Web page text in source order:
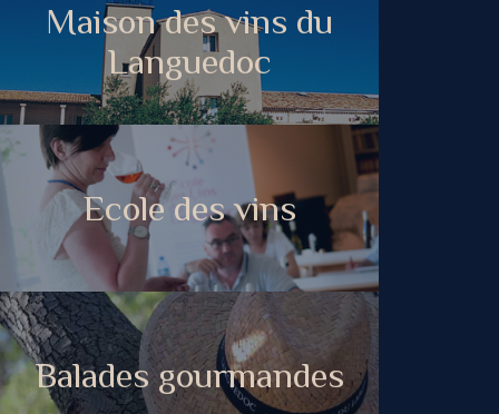
Maison des vins du
Languedoc
Ecole des vins
Balades gourmandes